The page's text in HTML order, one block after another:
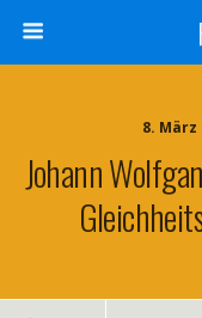
8. März
Johann